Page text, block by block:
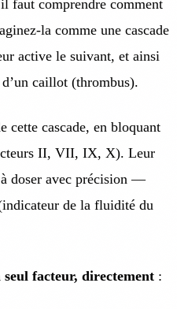
faut comprendre comment
la comme une cascade
active le suivant, et ainsi
caillot (thrombus).
cette cascade, en bloquant
II, VII, IX, X). Leur
doser avec précision —
de la fluidité du
seul facteur, directement :